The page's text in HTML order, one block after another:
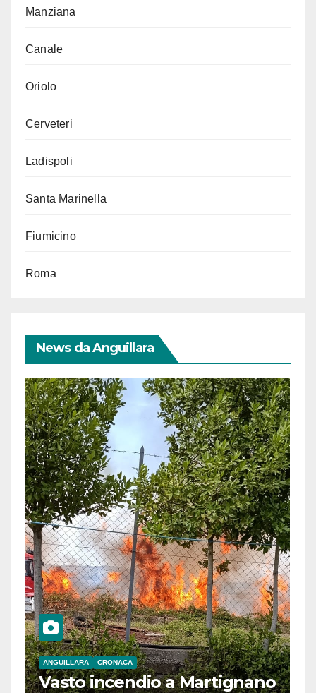
Manziana
Canale
Oriolo
Cerveteri
Ladispoli
Santa Marinella
Fiumicino
Roma
News da Anguillara
ANGUILLARA CRONACA
Vasto incendio a Martignano